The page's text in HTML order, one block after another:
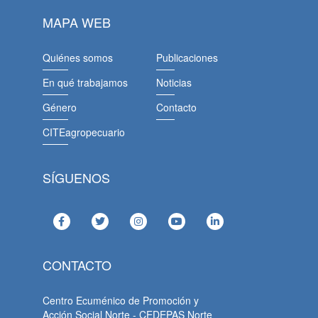
MAPA WEB
Quiénes somos
En qué trabajamos
Género
CITEagropecuario
Publicaciones
Noticias
Contacto
SÍGUENOS
CONTACTO
Centro Ecuménico de Promoción y
Acción Social Norte - CEDEPAS Norte